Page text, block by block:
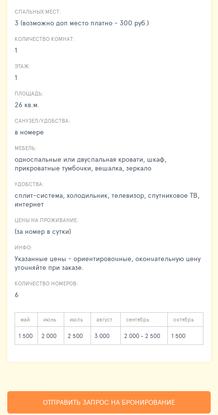
СПАЛЬНЫХ МЕСТ:
3 (возможно доп место платно - 300 руб.)
КОЛИЧЕСТВО КОМНАТ:
1
ЭТАЖ:
1
ПЛОЩАДЬ:
26 кв.м.
САНУЗЕЛ/УДОБСТВА:
в номере
МЕБЕЛЬ:
односпальные или двуспальная кровати, шкаф,
прикроватные тумбочки, вешалка, зеркало
УДОБСТВА:
сплит-система, холодильник, телевизор, спутниковое ТВ,
интернет
ЦЕНЫ НА ПРОЖИВАНИЕ:
(за номер в сутки)
ИНФО:
Указанные цены - ориентировочные, окончательную цену
уточняйте при заказе.
КОЛИЧЕСТВО НОМЕРОВ:
6
май июнь июль август сентябрь октябрь
1 500 2 000 2 500 3 000 2 000 - 2 500 1 500
ОТПРАВИТЬ ЗАПРОС НА БРОНИРОВАНИЕ